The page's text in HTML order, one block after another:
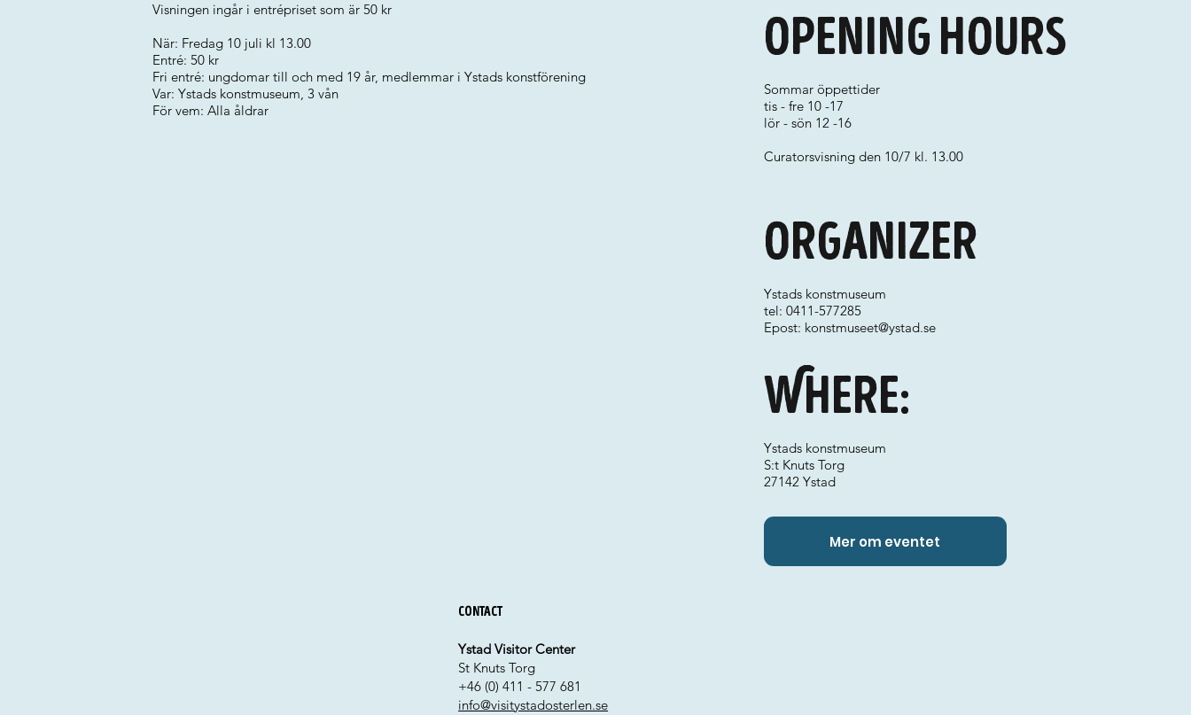
Visningen ingår i entrépriset som är 50 kr
När: Fredag 10 juli kl 13.00
Entré: 50 kr
Fri entré: ungdomar till och med 19 år, medlemmar i Ystads konstförening
Var: Ystads konstmuseum, 3 vån
För vem: Alla åldrar
Where:
Organizer
Ystads konstmuseum
tel: 0411-577285
Epost: konstmuseet@ystad.se
Ystads konstmuseum
S:t Knuts Torg
27142 Ystad
Opening hours
Sommar öppettider
tis - fre 10 -17
lör - sön 12 -16
Curatorsvisning den 10/7 kl. 13.00
Mer om eventet
Contact
Ystad Visitor Center
St Knuts Torg
+46 (0) 411 - 577 681
info@visitystadosterlen.se